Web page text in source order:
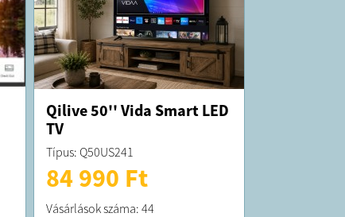
Qilive 50'' Vida Smart LED
TV
Típus: Q50US241
84 990 Ft
Vásárlások száma: 44